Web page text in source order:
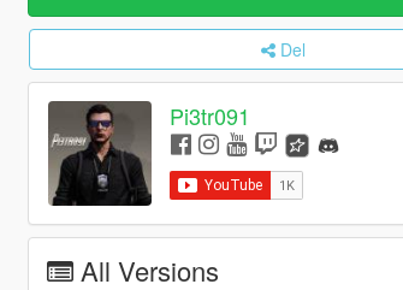
Del
Pi3tr091
All Versions